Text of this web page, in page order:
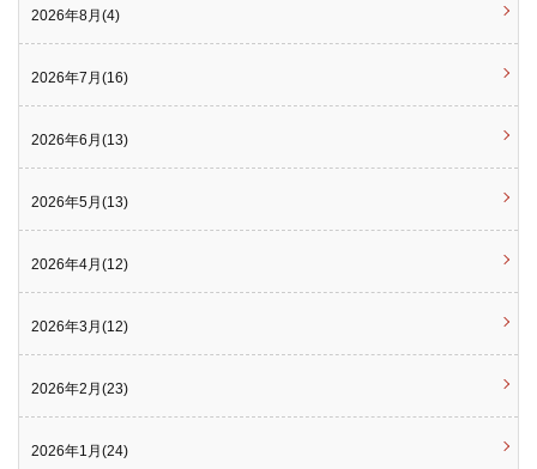
2026年8月(4)
2026年7月(16)
2026年6月(13)
2026年5月(13)
2026年4月(12)
2026年3月(12)
2026年2月(23)
2026年1月(24)